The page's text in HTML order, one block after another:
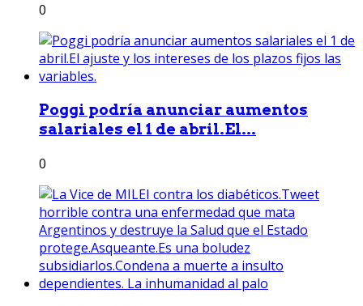
0
Poggi podría anunciar aumentos
salariales el 1 de abril.El...
0